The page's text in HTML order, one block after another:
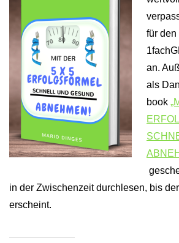
für den
an.
als
book
in der Zwischenzeit durchlesen, bis
erscheint.